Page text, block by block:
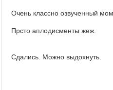
Очень классно озвученный
Прсто аплодисменты жеж.
Сдались. Можно выдохнуть.